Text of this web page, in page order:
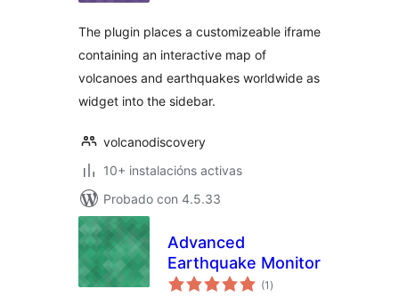
The plugin places a customizeable iframe
containing an interactive map of
volcanoes and earthquakes worldwide as
widget into the sidebar.
volcanodiscovery
10+ instalacións activas
Probado con 4.5.33
Advanced
Earthquake Monitor
(1 valoracións
totais
)